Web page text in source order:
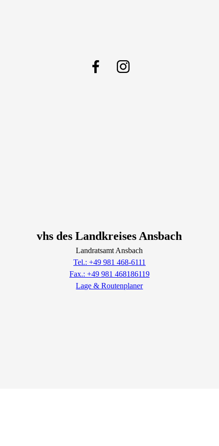
vhs des Landkreises Ansbach
Landratsamt Ansbach
Tel.: +49 981 468-6111
Fax.: +49 981 468186119
Lage & Routenplaner